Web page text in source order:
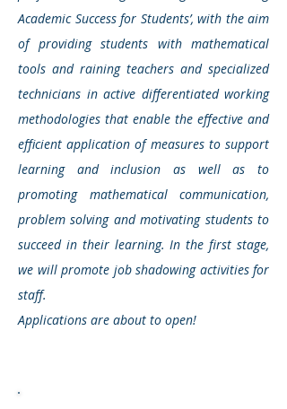
Academic Success for Students’, with the aim
of providing students with mathematical
tools and raining teachers and specialized
technicians in active differentiated working
methodologies that enable the effective and
efficient application of measures to support
learning and inclusion as well as to
promoting mathematical communication,
problem solving and motivating students to
succeed in their learning. In the first stage,
we will promote job shadowing activities for
staff.
Applications are about to open!